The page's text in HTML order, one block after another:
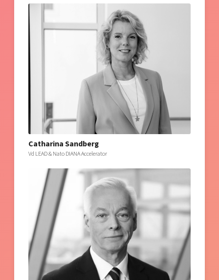
Catharina Sandberg
Vd LEAD & Nato DIANA Accelerator